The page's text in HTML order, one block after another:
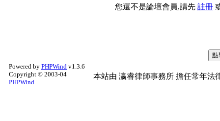
您還不是論壇會員,請先 註冊
Powered by PHPWind v1.3.6
Copyright © 2003-04
PHPWind
本站由 瀛睿律師事務所 擔任常年法